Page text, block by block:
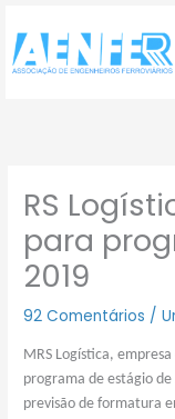
para
conteúdo
RS
para
2019
92 Comentários /
MRS Logística,
programa de estágio
previsão de formatura